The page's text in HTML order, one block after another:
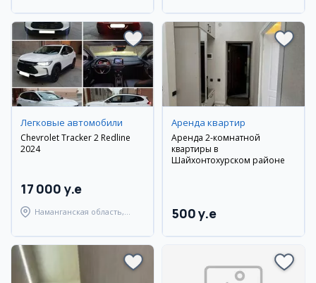
Легковые автомобили
Chevrolet Tracker 2 Redline
2024
17 000 y.e
Наманганская область,
Аренда квартир
Аренда 2-комнатной
квартиры в
Шайхонтохурском районе
500 y.e